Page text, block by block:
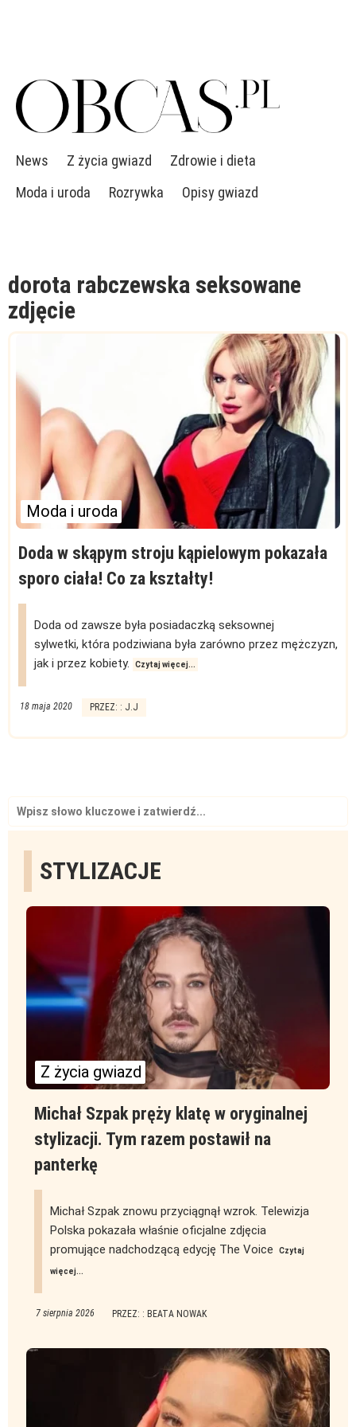
News Z życia gwiazd
Zdrowie i dieta
Moda i uroda
Rozrywka Opisy gwiazd
dorota rabczewska seksowane
zdjęcie
Moda i uroda
Doda w skąpym stroju kąpielowym pokazała
sporo ciała! Co za kształty!
Doda od zawsze była posiadaczką seksownej
sylwetki, która podziwiana była zarówno przez mężczyzn,
jak i przez kobiety.
Czytaj więcej...
18 maja 2020 PRZEZ: : J.J
Search
for:
STYLIZACJE
Z życia gwiazd
Michał Szpak pręży klatę w oryginalnej
stylizacji. Tym razem postawił na
panterkę
Michał Szpak znowu przyciągnął wzrok. Telewizja
Polska pokazała właśnie oficjalne zdjęcia
promujące nadchodzącą edycję The Voice
Czytaj
więcej...
7 sierpnia 2026 PRZEZ: : BEATA NOWAK